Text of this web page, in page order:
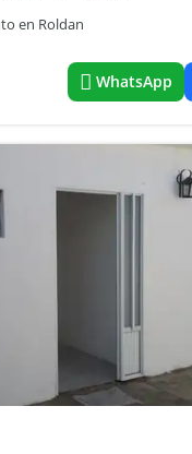
en Roldan
WhatsApp